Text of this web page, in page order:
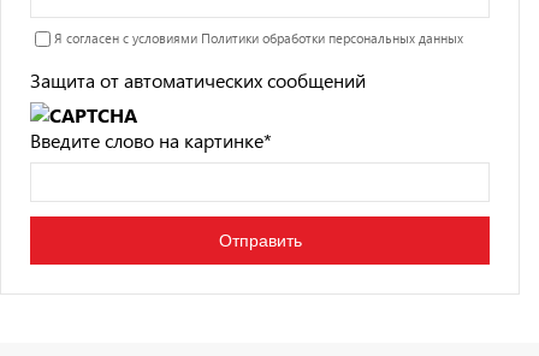
Я согласен с условиями Политики обработки персональных данных
Защита от автоматических сообщений
Введите слово на картинке*